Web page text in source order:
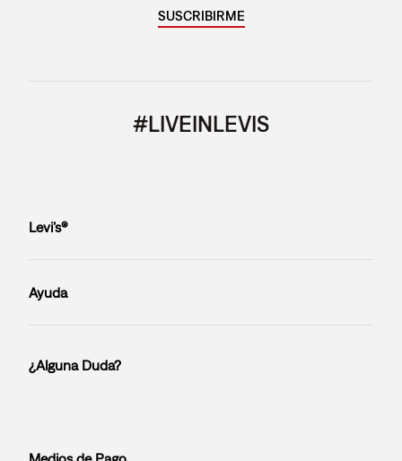
SUSCRIBIRME
#LIVEINLEVIS
Levi’s®
Ayuda
¿Alguna Duda?